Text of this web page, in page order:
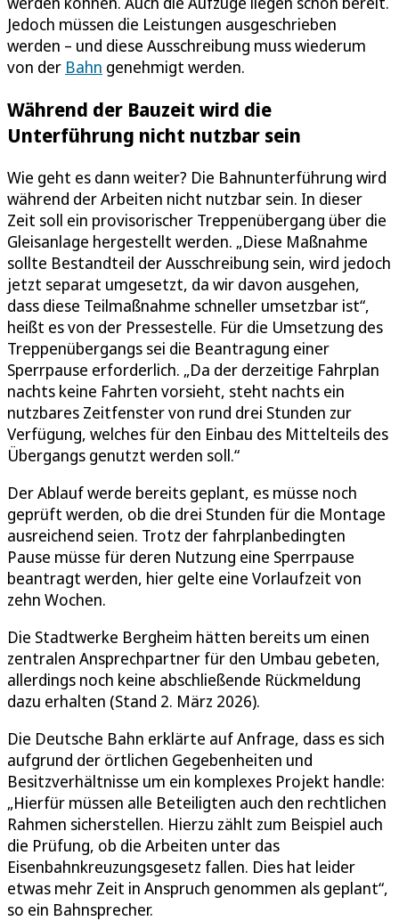
Jedoch müssen die Leistungen ausgeschrieben
werden – und diese Ausschreibung muss wiederum
von der Bahn genehmigt werden.
Während der Bauzeit wird die
Unterführung nicht nutzbar sein
Wie geht es dann weiter? Die Bahnunterführung wird
während der Arbeiten nicht nutzbar sein. In dieser
Zeit soll ein provisorischer Treppenübergang über die
Gleisanlage hergestellt werden. „Diese Maßnahme
sollte Bestandteil der Ausschreibung sein, wird jedoch
jetzt separat umgesetzt, da wir davon ausgehen,
dass diese Teilmaßnahme schneller umsetzbar ist“,
heißt es von der Pressestelle. Für die Umsetzung des
Treppenübergangs sei die Beantragung einer
Sperrpause erforderlich. „Da der derzeitige Fahrplan
nachts keine Fahrten vorsieht, steht nachts ein
nutzbares Zeitfenster von rund drei Stunden zur
Verfügung, welches für den Einbau des Mittelteils des
Übergangs genutzt werden soll.“
Der Ablauf werde bereits geplant, es müsse noch
geprüft werden, ob die drei Stunden für die Montage
ausreichend seien. Trotz der fahrplanbedingten
Pause müsse für deren Nutzung eine Sperrpause
beantragt werden, hier gelte eine Vorlaufzeit von
zehn Wochen.
Die Stadtwerke Bergheim hätten bereits um einen
zentralen Ansprechpartner für den Umbau gebeten,
allerdings noch keine abschließende Rückmeldung
dazu erhalten (Stand 2. März 2026).
Die Deutsche Bahn erklärte auf Anfrage, dass es sich
aufgrund der örtlichen Gegebenheiten und
Besitzverhältnisse um ein komplexes Projekt handle:
„Hierfür müssen alle Beteiligten auch den rechtlichen
Rahmen sicherstellen. Hierzu zählt zum Beispiel auch
die Prüfung, ob die Arbeiten unter das
Eisenbahnkreuzungsgesetz fallen. Dies hat leider
etwas mehr Zeit in Anspruch genommen als geplant“,
so ein Bahnsprecher.